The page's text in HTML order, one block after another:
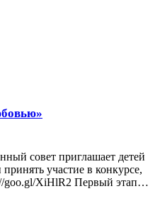
совет приглашает детей
участие в конкурсе,
goo.gl/XiHlR2 Первый этап…